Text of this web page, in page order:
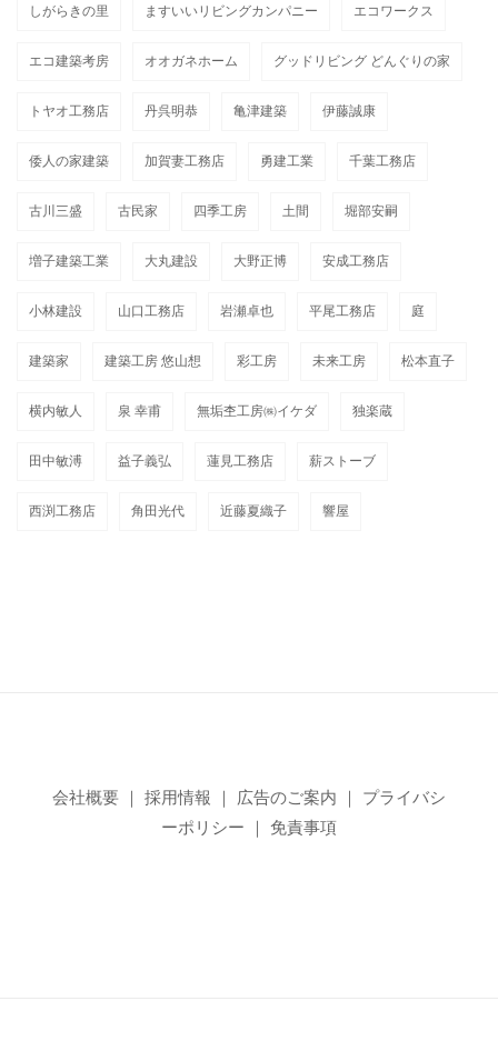
しがらきの里 ますいいリビングカンパニー エコワークス
エコ建築考房 オオガネホーム グッドリビング どんぐりの家
トヤオ工務店 丹呉明恭 亀津建築 伊藤誠康
倭人の家建築 加賀妻工務店 勇建工業 千葉工務店
古川三盛 古民家 四季工房 土間 堀部安嗣
増子建築工業 大丸建設 大野正博 安成工務店
小林建設 山口工務店 岩瀬卓也 平尾工務店 庭
建築家 建築工房 悠山想 彩工房 未来工房 松本直子
横内敏人 泉 幸甫 無垢杢工房㈱イケダ 独楽蔵
田中敏溥 益子義弘 蓮見工務店 薪ストーブ
西渕工務店 角田光代 近藤夏織子 響屋
会社概要 ｜ 採用情報 ｜ 広告のご案内 ｜
プライバシ
ーポリシー ｜ 免責事項